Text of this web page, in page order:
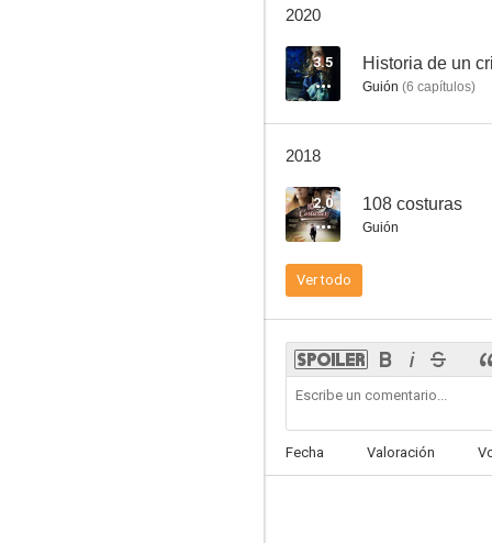
2020
3.5 Historia de un
Guión (6 capítulos)
2018
2.0 108 costuras
Guión
Ver todo
Fecha Valoración